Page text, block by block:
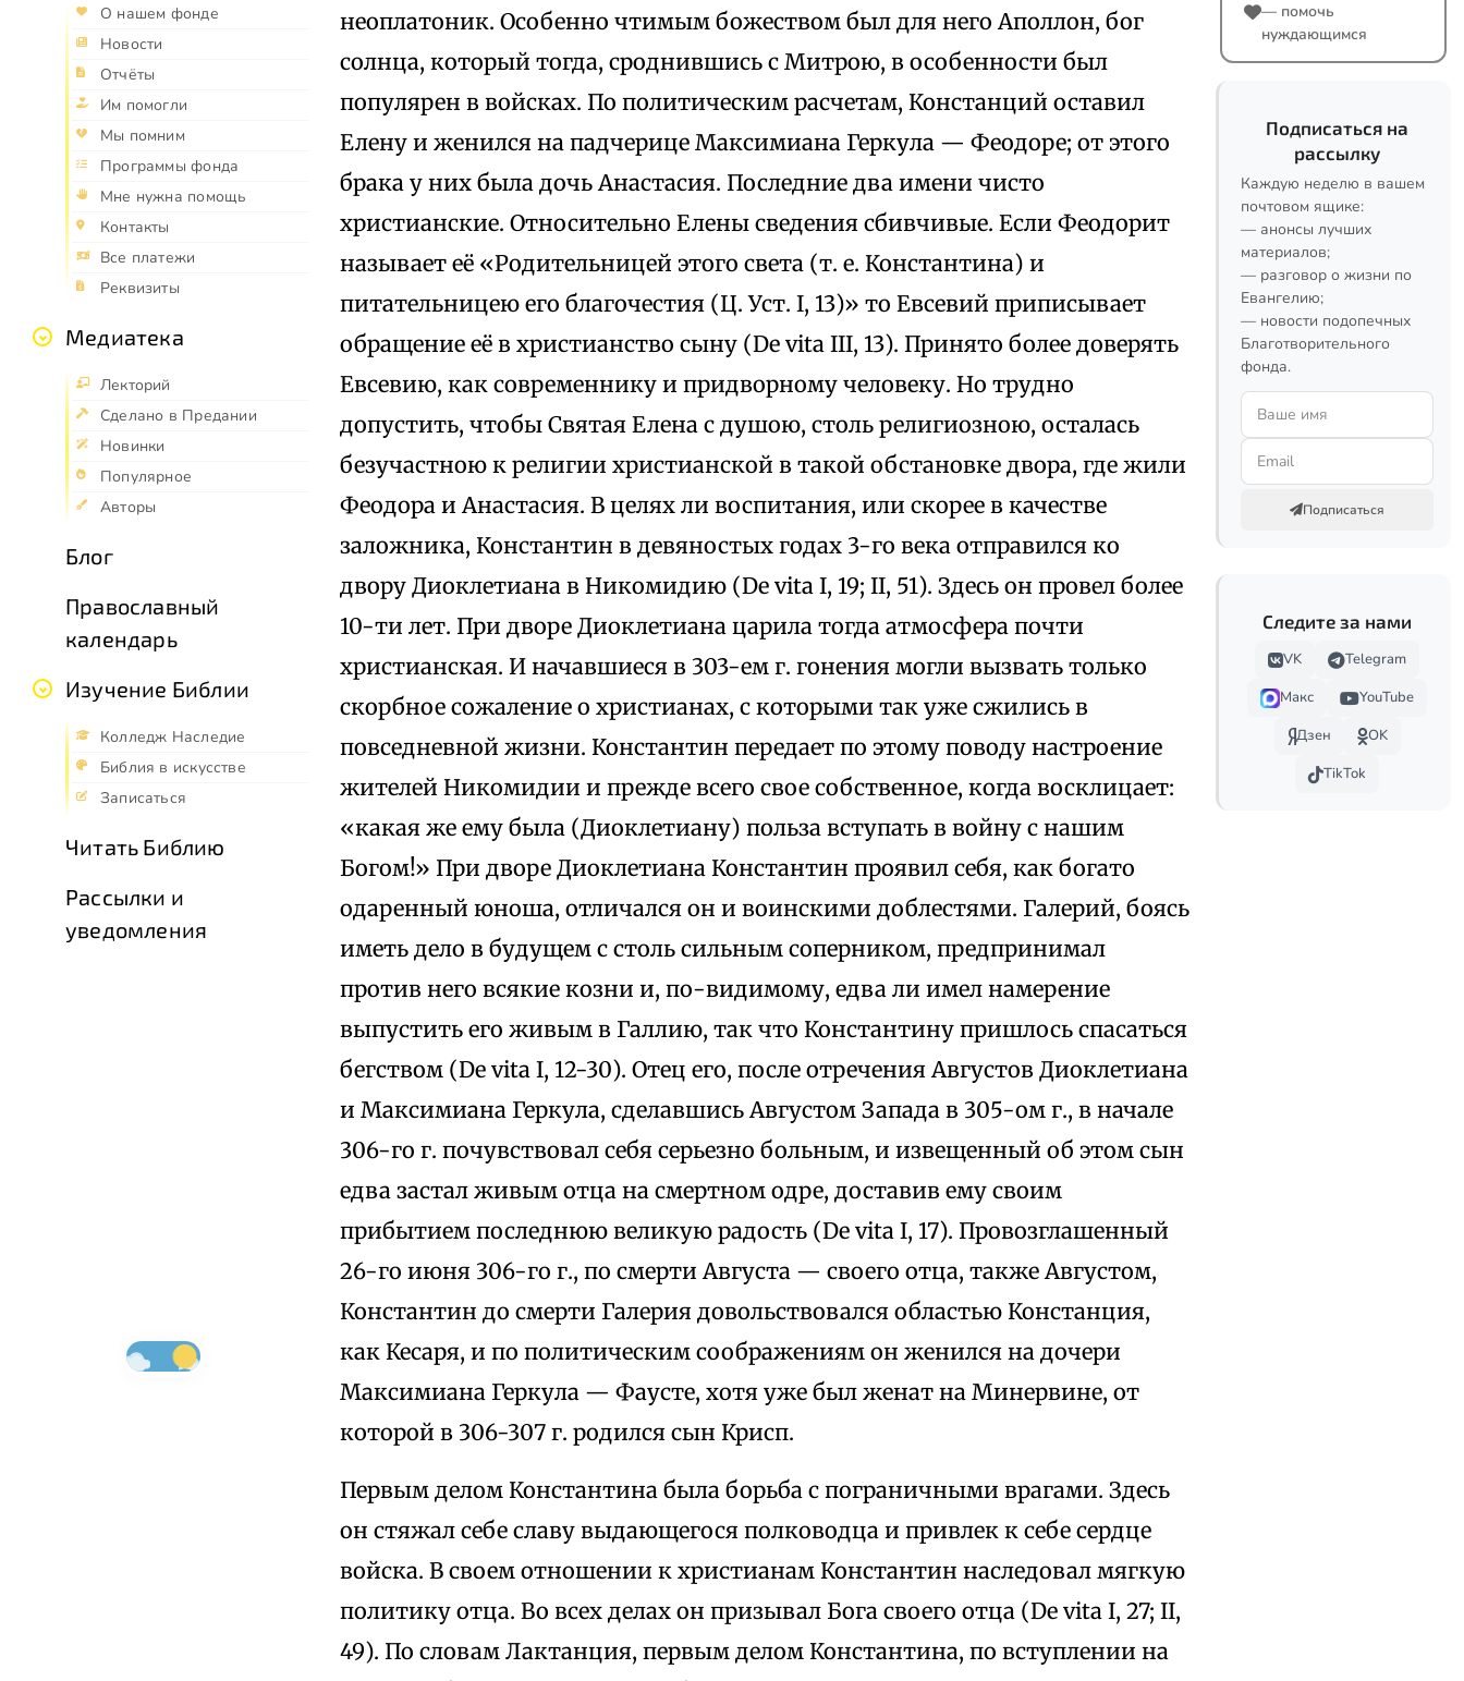
О нашем фонде
Новости
Отчёты
Им помогли
Мы помним
Программы фонда
Мне нужна помощь
Контакты
Все платежи
Реквизиты
Медиатека
Лекторий
Сделано в Предании
Новинки
Популярное
Авторы
Блог
Православный
календарь
Изучение Библии
Колледж Наследие
Библия в искусстве
Записаться
Читать Библию
Рассылки и
уведомления
неоплатоник. Особенно чтимым божеством был для него Аполлон, бог
солнца, который тогда, сроднившись с Митрою, в особенности был
популярен в войсках. По политическим расчетам, Констанций оставил
Елену и женился на падчерице Максимиана Геркула — Феодоре; от этого
брака у них была дочь Анастасия. Последние два имени чисто
христианские. Относительно Елены сведения сбивчивые. Если Феодорит
называет её «Родительницей этого света (т. е. Константина) и
питательницею его благочестия (Ц. Уст. I, 13)» то Евсевий приписывает
обращение её в христианство сыну (De vita III, 13). Принято более доверять
Евсевию, как современнику и придворному человеку. Но трудно
допустить, чтобы Святая Елена с душою, столь религиозною, осталась
безучастною к религии христианской в такой обстановке двора, где жили
Феодора и Анастасия. В целях ли воспитания, или скорее в качестве
заложника, Константин в девяностых годах 3-го века отправился ко
двору Диоклетиана в Никомидию (De vita I, 19; II, 51). Здесь он провел более
10-ти лет. При дворе Диоклетиана царила тогда атмосфера почти
христианская. И начавшиеся в 303-ем г. гонения могли вызвать только
скорбное сожаление о христианах, с которыми так уже сжились в
повседневной жизни. Константин передает по этому поводу настроение
жителей Никомидии и прежде всего свое собственное, когда восклицает:
«какая же ему была (Диоклетиану) польза вступать в войну с нашим
Богом!» При дворе Диоклетиана Константин проявил себя, как богато
одаренный юноша, отличался он и воинскими доблестями. Галерий, боясь
иметь дело в будущем с столь сильным соперником, предпринимал
против него всякие козни и, по-видимому, едва ли имел намерение
выпустить его живым в Галлию, так что Константину пришлось спасаться
бегством (De vita I, 12-30). Отец его, после отречения Августов Диоклетиана
и Максимиана Геркула, сделавшись Августом Запада в 305-ом г., в начале
306-го г. почувствовал себя серьезно больным, и извещенный об этом сын
едва застал живым отца на смертном одре, доставив ему своим
прибытием последнюю великую радость (De vita I, 17). Провозглашенный
26-го июня 306-го г., по смерти Августа — своего отца, также Августом,
Константин до смерти Галерия довольствовался областью Констанция,
как Кесаря, и по политическим соображениям он женился на дочери
Максимиана Геркула — Фаусте, хотя уже был женат на Минервине, от
которой в 306-307 г. родился сын Крисп.
Первым делом Константина была борьба с пограничными врагами. Здесь
он стяжал себе славу выдающегося полководца и привлек к себе сердце
войска. В своем отношении к христианам Константин наследовал мягкую
политику отца. Во всех делах он призывал Бога своего отца (De vita I, 27; II,
49). По словам Лактанция, первым делом Константина, по вступлении на
— помочь
нуждающимся
Подписаться на
рассылку
Каждую неделю в вашем
почтовом ящике:
— анонсы лучших
материалов;
— разговор о жизни по
Евангелию;
— новости подопечных
Благотворительного
фонда.
Подписаться
Следите за нами
VK
Telegram
Макс
YouTube
Дзен
OK
TikTok